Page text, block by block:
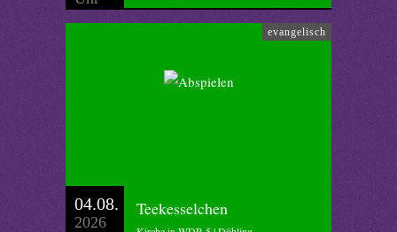
evangelisch
04.08.
2026
Teekesselchen